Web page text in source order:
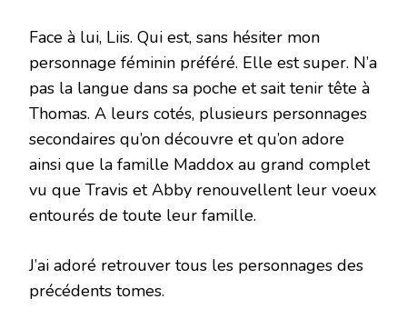
Face à lui, Liis. Qui est, sans hésiter mon
personnage féminin préféré. Elle est super. N’a
pas la langue dans sa poche et sait tenir tête à
Thomas. A leurs cotés, plusieurs personnages
secondaires qu’on découvre et qu’on adore
ainsi que la famille Maddox au grand complet
vu que Travis et Abby renouvellent leur voeux
entourés de toute leur famille.
J’ai adoré retrouver tous les personnages des
précédents tomes.